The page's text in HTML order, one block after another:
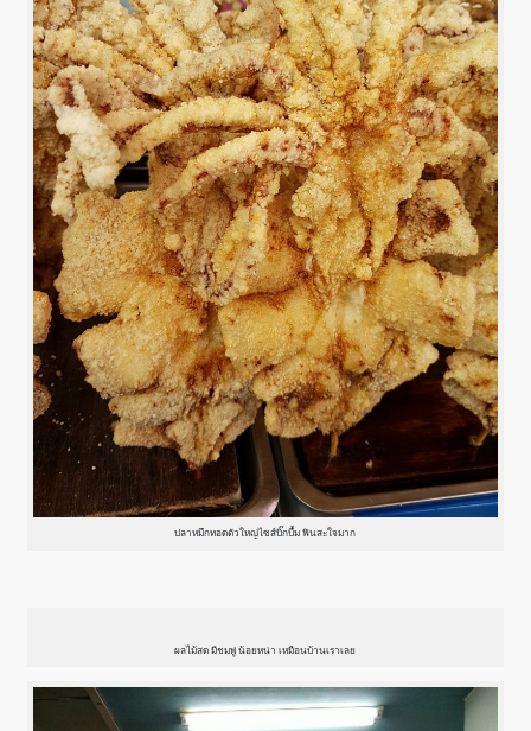
ปลาหมึกทอดตัวใหญ่ไซส์บิ๊กบึ้ม ฟินสะใจมาก
ผลไม้สด มีชมพู่ น้อยหน่า เหมือนบ้านเราเลย